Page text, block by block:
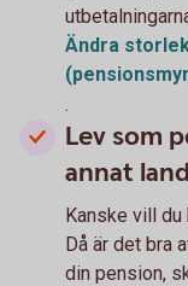
Ändra
.
Lev som
annat land
Kanske vill du
Då är det bra
din pension,